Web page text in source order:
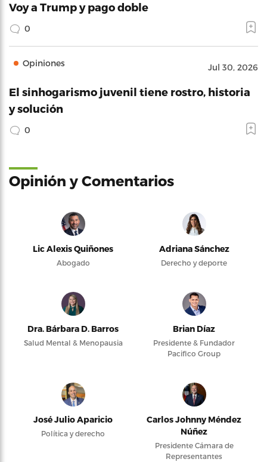
Voy a Trump y pago doble
0
Opiniones Jul 30, 2026
El sinhogarismo juvenil tiene rostro, historia
y solución
0
Opinión y Comentarios
Lic Alexis Quiñones
Abogado
Adriana Sánchez
Derecho y deporte
Dra. Bárbara D. Barros
Salud Mental & Menopausia
Brian Díaz
Presidente & Fundador
Pacifico Group
José Julio Aparicio
Política y derecho
Carlos Johnny Méndez
Núñez
Presidente Cámara de
Representantes